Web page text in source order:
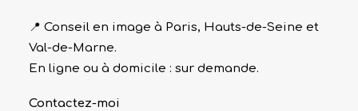
📍 Conseil en image à Paris, Hauts-de-Seine et
Val-de-Marne.
En ligne ou à domicile : sur demande.
Contactez-moi